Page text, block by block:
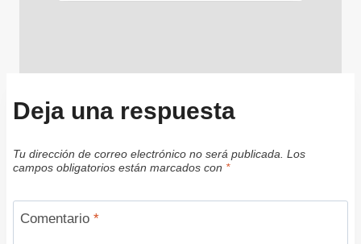
Deja una respuesta
Tu dirección de correo electrónico no será publicada. Los
campos obligatorios están marcados con *
Comentario *